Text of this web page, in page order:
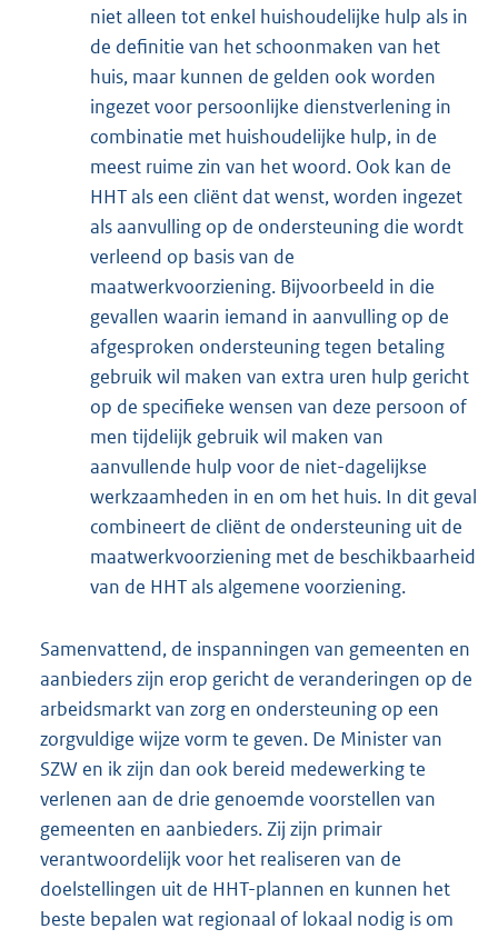
niet alleen tot enkel huishoudelijke hulp als in
de definitie van het schoonmaken van het
huis, maar kunnen de gelden ook worden
ingezet voor persoonlijke dienstverlening in
combinatie met huishoudelijke hulp, in de
meest ruime zin van het woord. Ook kan de
HHT als een cliënt dat wenst, worden ingezet
als aanvulling op de ondersteuning die wordt
verleend op basis van de
maatwerkvoorziening. Bijvoorbeeld in die
gevallen waarin iemand in aanvulling op de
afgesproken ondersteuning tegen betaling
gebruik wil maken van extra uren hulp gericht
op de specifieke wensen van deze persoon of
men tijdelijk gebruik wil maken van
aanvullende hulp voor de niet-dagelijkse
werkzaamheden in en om het huis. In dit geval
combineert de cliënt de ondersteuning uit de
maatwerkvoorziening met de beschikbaarheid
van de HHT als algemene voorziening.
Samenvattend, de inspanningen van gemeenten en
aanbieders zijn erop gericht de veranderingen op de
arbeidsmarkt van zorg en ondersteuning op een
zorgvuldige wijze vorm te geven. De Minister van
SZW en ik zijn dan ook bereid medewerking te
verlenen aan de drie genoemde voorstellen van
gemeenten en aanbieders. Zij zijn primair
verantwoordelijk voor het realiseren van de
doelstellingen uit de HHT-plannen en kunnen het
beste bepalen wat regionaal of lokaal nodig is om